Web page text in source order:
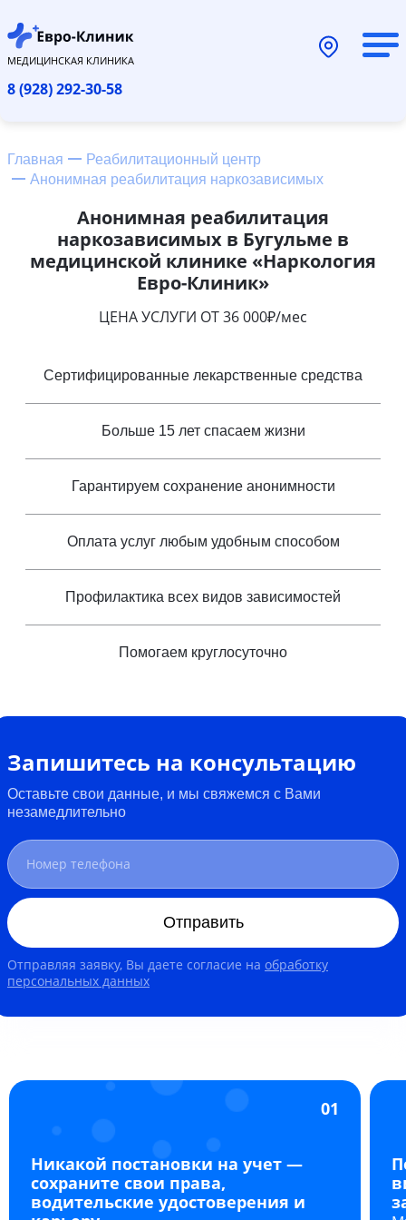
МЕДИЦИНСКАЯ КЛИНИКА
8 (928) 292-30-58
Главная
Реабилитационный центр
Анонимная реабилитация наркозависимых
Анонимная реабилитация
наркозависимых в Бугульме в
медицинской клинике «Наркология
Евро-Клиник»
ЦЕНА УСЛУГИ ОТ 36 000₽/мес
Сертифицированные лекарственные средства
Больше 15 лет спасаем жизни
Гарантируем сохранение анонимности
Оплата услуг любым удобным способом
Профилактика всех видов зависимостей
Помогаем круглосуточно
Запишитесь на консультацию
Оставьте свои данные, и мы свяжемся с Вами
незамедлительно
Отправить
Отправляя заявку, Вы даете согласие на обработку
персональных данных
01
Никакой постановки на учет —
сохраните свои права,
водительские удостоверения и